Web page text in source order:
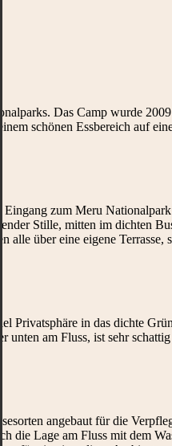
Das Camp wurde
schönen Essbereich auf
zum Meru
Stille, mitten im dichten
über eine eigene Terrasse,
Privatsphäre in das dichte
am Fluss, ist sehr
angebaut für die
die Lage am Fluss mit dem